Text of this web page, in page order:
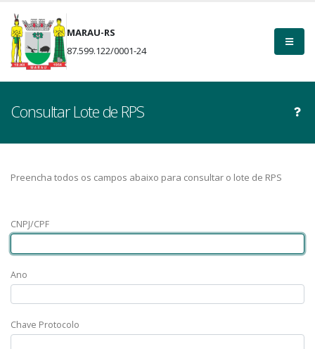
MARAU-RS
87.599.122/0001-24
Consultar Lote de RPS
Preencha todos os campos abaixo para consultar o lote de RPS
CNPJ/CPF
Ano
Chave Protocolo